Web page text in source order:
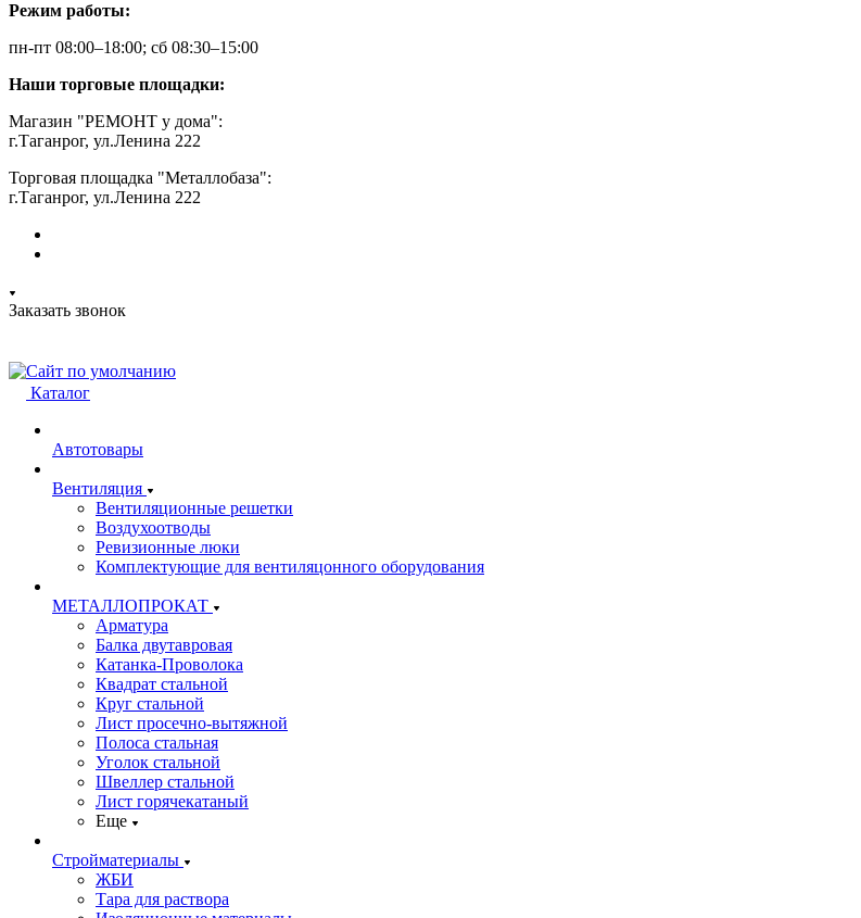
Режим работы:
пн-пт 08:00–18:00; сб 08:30–15:00
Наши торговые площадки:
Магазин "РЕМОНТ у дома":
г.Таганрог, ул.Ленина 222
Торговая площадка "Металлобаза":
г.Таганрог, ул.Ленина 222
Заказать звонок
Каталог
Автотовары
Вентиляция
Вентиляционные решетки
Воздухоотводы
Ревизионные люки
Комплектующие для вентиляцонного оборудования
МЕТАЛЛОПРОКАТ
Арматура
Балка двутавровая
Катанка-Проволока
Квадрат стальной
Круг стальной
Лист просечно-вытяжной
Полоса стальная
Уголок стальной
Швеллер стальной
Лист горячекатаный
Еще
Стройматериалы
ЖБИ
Тара для раствора